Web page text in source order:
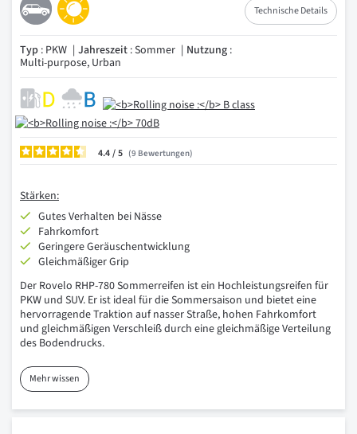
Technische Details
Typ : PKW Jahreszeit : Sommer Nutzung :
Multi-purpose, Urban
4.4/ 9 Bewertungen
Stärken:
Gutes Verhalten bei Nässe
Fahrkomfort
Geringere Geräuschentwicklung
Gleichmäßiger Grip
Der Rovelo RHP-780 Sommerreifen ist ein Hochleistungsreifen für
PKW und SUV. Er ist ideal für die Sommersaison und bietet eine
hervorragende Traktion auf nasser Straße, hohen Fahrkomfort
und gleichmäßigen Verschleiß durch eine gleichmäßige Verteilung
des Bodendrucks.
Mehr wissen